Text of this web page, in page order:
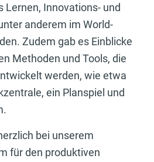
Lernen, Innovations- und
anderem im World-
Zudem gab es Einblicke
Methoden und Tools, die
werden, wie etwa
ein Planspiel und
bei unserem
für den produktiven